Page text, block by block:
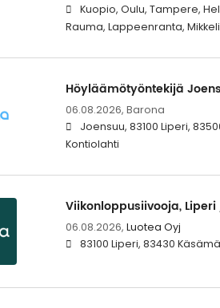
Kuopio, Oulu, Tampere,
Rauma, Lappeenranta, Mikkeli
Höyläämötyöntekijä
06.08.2026, Barona
Joensuu, 83100 Liperi,
Kontiolahti
Viikonloppusiivooja,
06.08.2026, Luotea Oyj
83100 Liperi, 83430 Käsämä